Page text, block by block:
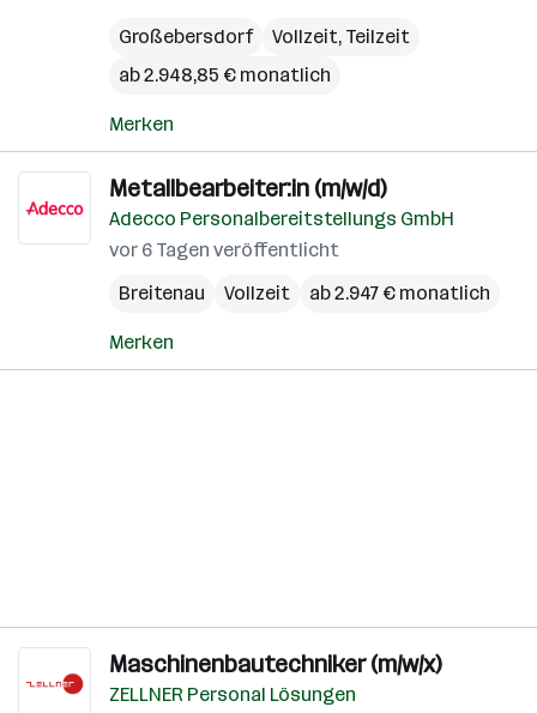
Großebersdorf
Vollzeit, Teilzeit
ab 2.948,85 € monatlich
Merken
Metallbearbeiter:in (m/w/d)
Adecco Personalbereitstellungs GmbH
vor 6 Tagen veröffentlicht
Breitenau
Vollzeit ab 2.947 € monatlich
Merken
Maschinenbautechniker (m/w/x)
ZELLNER Personal Lösungen